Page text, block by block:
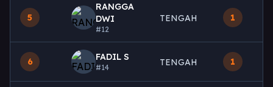
5
RANGGA
DWI
#12
TENGAH 1
6 FADIL S
#14 TENGAH 1